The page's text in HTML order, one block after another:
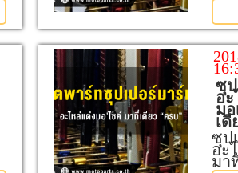
ซุป
อะ
ม
เดี
ซุป
อะ
มา